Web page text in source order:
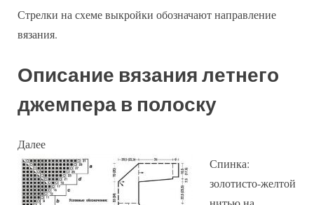
Стрелки на схеме выкройки обозначают направление
вязания.
Описание вязания летнего
джемпера в полоску
Далее
Спинка:
золотисто-желтой